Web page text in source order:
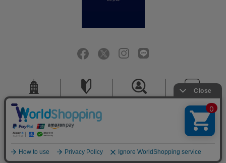
会社概要 お問い合せ
ご利用規約 特定商取引法に基づく表記
COPYRIGHT (C) MELROSE CO.,LTD.ALL RIGHTS RESERVED.